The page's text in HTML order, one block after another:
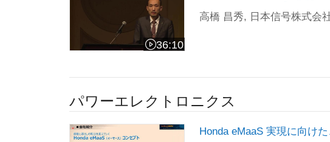
36:10
ビデオの長さ 36:10
高橋 昌秀, 日本信号株式会
パワーエレクトロニクス
Honda eMaaS 実現に向けた、車両エネルギーマネ
Honda eMaaS 実現に向け